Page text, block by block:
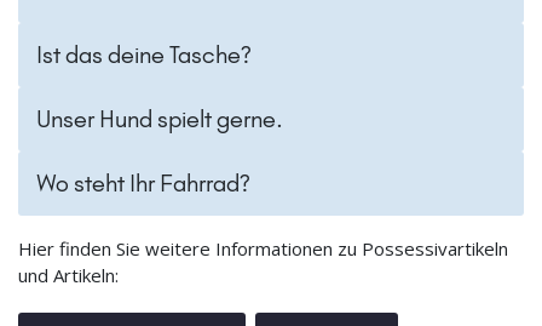
Ist das deine Tasche?
Unser Hund spielt gerne.
Wo steht Ihr Fahrrad?
Hier finden Sie weitere Informationen zu Possessivartikeln
und Artikeln: